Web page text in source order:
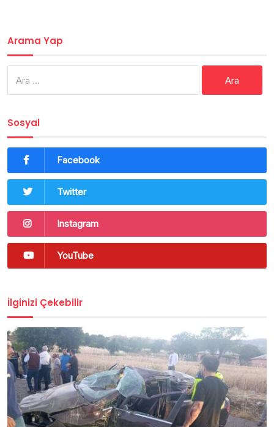
Arama Yap
Sosyal
Facebook
Twitter
Instagram
YouTube
İlginizi Çekebilir